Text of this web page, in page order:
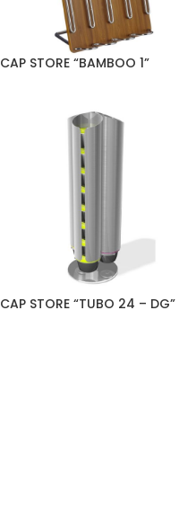
CAP STORE “BAMBOO 1”
CAP STORE “TUBO 24 – DG”